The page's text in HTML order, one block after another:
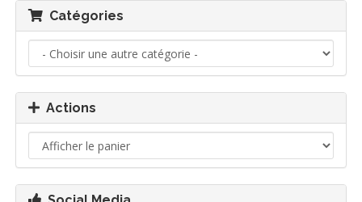
Catégories
Actions